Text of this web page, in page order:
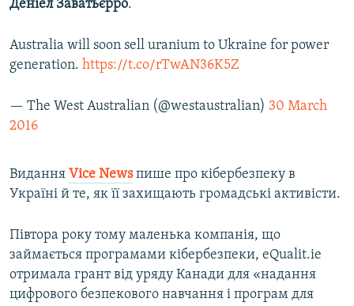
Деніел Заватьєрро.
Australia will soon sell uranium to Ukraine for power
generation. https://t.co/rTwAN36K5Z
— The West Australian (@westaustralian) 30 March
2016
Видання Vice Newsпише про кібербезпеку в
Україні й те, як її захищають громадські активісти.
Півтора року тому маленька компанія, що
займається програмами кібербезпеки, eQualit.ie
отримала грант від уряду Канади для «надання
цифрового безпекового навчання і програм для